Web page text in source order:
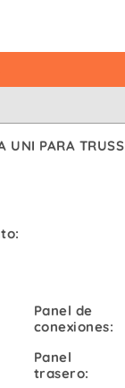
UNI PARA TRUSS
Panel de
conexiones:
Panel
trasero: